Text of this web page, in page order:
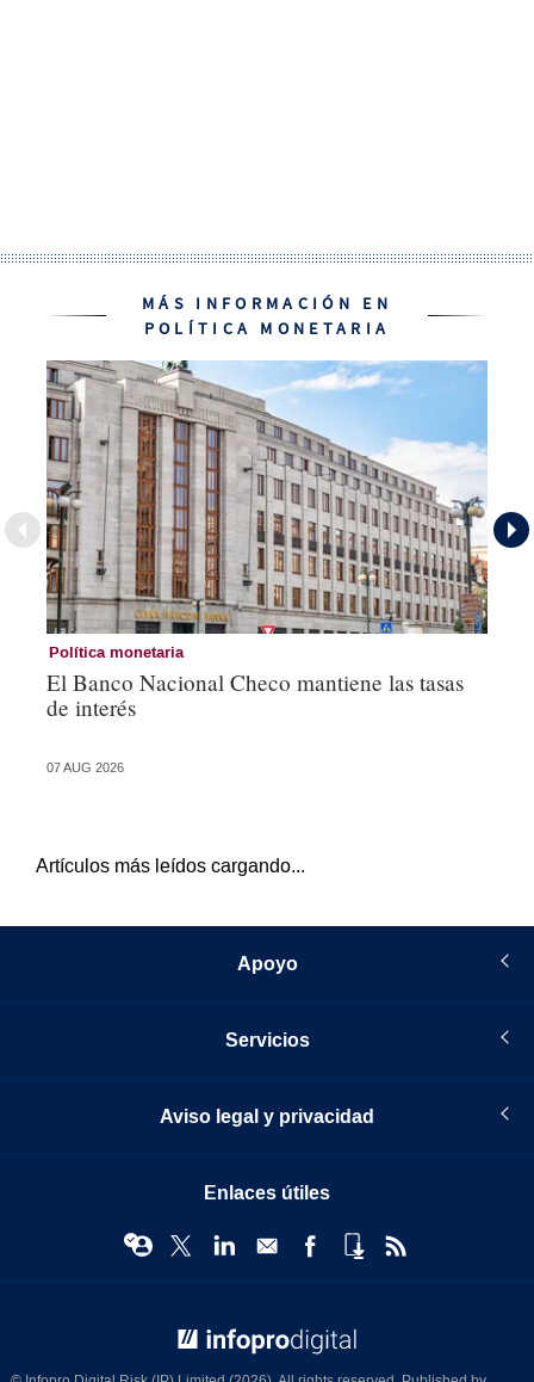
MÁS INFORMACIÓN EN
POLÍTICA MONETARIA
Política monetaria
El Banco Nacional Checo mantiene las tasas
de interés
07 AUG 2026
Artículos más leídos cargando...
Apoyo
Servicios
Aviso legal y privacidad
Enlaces útiles